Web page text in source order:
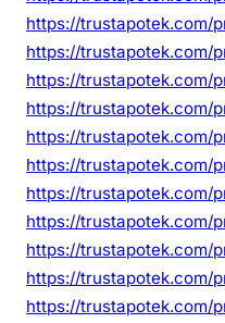
https://trustapotek.com/
https://trustapotek.com/
https://trustapotek.com/
https://trustapotek.com/
https://trustapotek.com/
https://trustapotek.com/
https://trustapotek.com/
https://trustapotek.com/
https://trustapotek.com/
https://trustapotek.com/
https://trustapotek.com/